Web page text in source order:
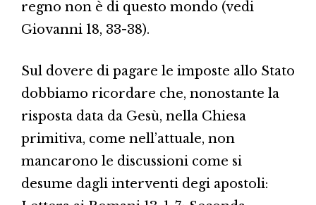
regno non è di questo mondo (vedi
Giovanni 18, 33-38).
Sul dovere di pagare le imposte allo Stato
dobbiamo ricordare che, nonostante la
risposta data da Gesù, nella Chiesa
primitiva, come nell’attuale, non
mancarono le discussioni come si
desume dagli interventi degi apostoli: